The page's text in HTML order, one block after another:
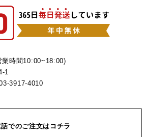
業時間10:00~18:00)
1
3917-4010
話でのご注文はコチラ